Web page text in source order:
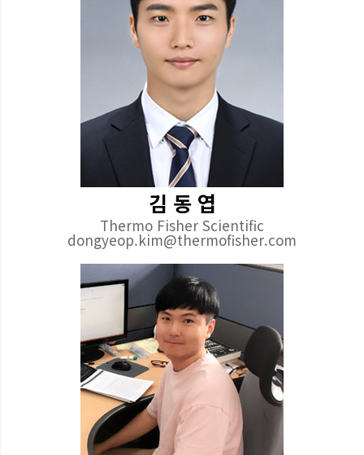
김 동 엽
Thermo Fisher Scientific
dongyeop.kim@thermofisher.com